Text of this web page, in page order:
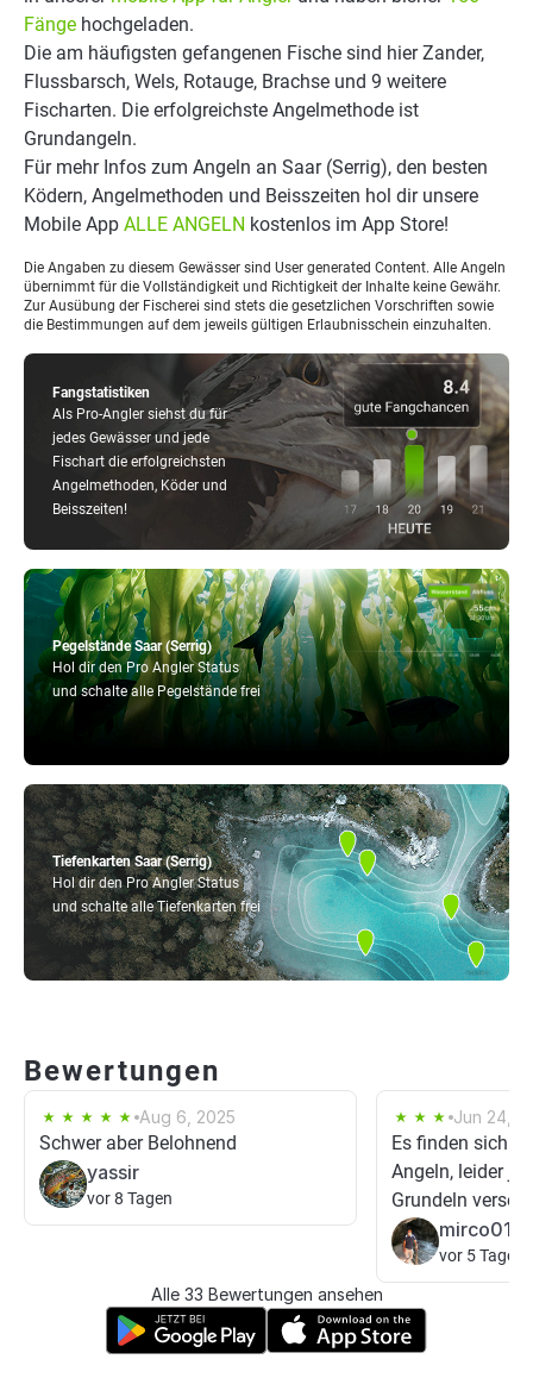
Tiefenkarten Saar (Serrig)
Hol dir den Pro Angler Status
und schalte alle Tiefenkarten frei
Pegelstände Saar (Serrig)
Hol dir den Pro Angler Status
und schalte alle Pegelstände frei
Fangstatistiken
Als Pro-Angler siehst du für
jedes Gewässer und jede
Fischart die erfolgreichsten
Angelmethoden, Köder und
Beisszeiten!
Fänge hochgeladen.
Die am häufigsten gefangenen Fische sind hier Zander,
Flussbarsch, Wels, Rotauge, Brachse und 9 weitere
Fischarten. Die erfolgreichste Angelmethode ist
Grundangeln.
Für mehr Infos zum Angeln an Saar (Serrig), den besten
Ködern, Angelmethoden und Beisszeiten hol dir unsere
Mobile App ALLE ANGELN kostenlos im App Store!
Die Angaben zu diesem Gewässer sind User generated Content. Alle Angeln
übernimmt für die Vollständigkeit und Richtigkeit der Inhalte keine Gewähr.
Zur Ausübung der Fischerei sind stets die gesetzlichen Vorschriften sowie
die Bestimmungen auf dem jeweils gültigen Erlaubnisschein einzuhalten.
Bewertungen
Aug 6, 2025
Schwer aber Belohnend
yassir
vor 8 Tagen
Jun 24,
Es finden sich
Angeln, leider
Grundeln
mirco015
vor 5 Tagen
Alle 33 Bewertungen ansehen